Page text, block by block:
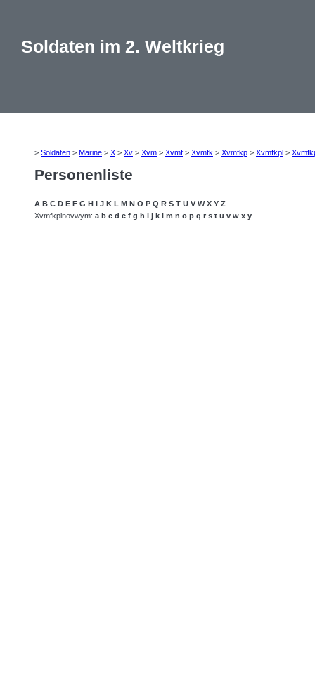
Soldaten im 2. Weltkrieg
> Soldaten > Marine > X > Xv > Xvm > Xvmf > Xvmfk > Xvmfkp > Xvmfkpl >
Personenliste
A B C D E F G H I J K L M N O P Q R S T U V W X Y Z
Xvmfkplnovwym: a b c d e f g h i j k l m n o p q r s t u v w x y